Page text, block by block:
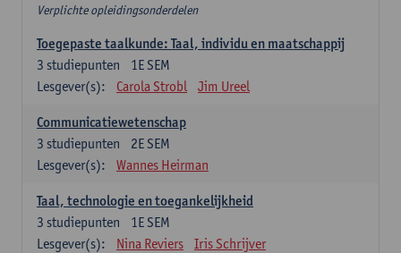
Verplichte opleidingsonderdelen
Toegepaste taalkunde: Taal, individu en maatschappij
1E SEM
3 studiepunten
Lesgever(s):
Carola Strobl Jim Ureel
Communicatiewetenschap
2E SEM
3 studiepunten
Lesgever(s):
Wannes Heirman
Taal, technologie en toegankelijkheid
1E SEM
3 studiepunten
Lesgever(s):
Nina Reviers
Iris Schrijver